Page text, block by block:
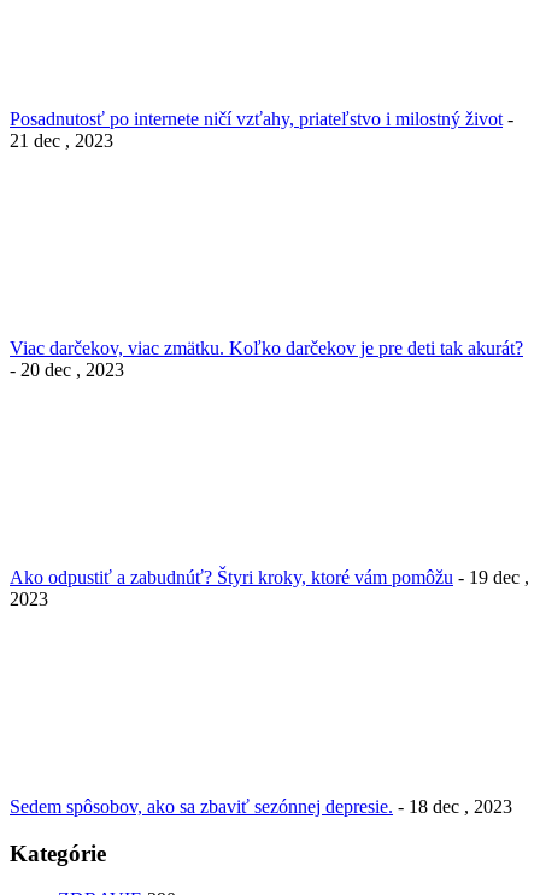
Posadnutosť po internete ničí vzťahy, priateľstvo i milostný život -
21 dec , 2023
Viac darčekov, viac zmätku. Koľko darčekov je pre deti tak akurát?
- 20 dec , 2023
Ako odpustiť a zabudnúť? Štyri kroky, ktoré vám pomôžu - 19 dec ,
2023
Sedem spôsobov, ako sa zbaviť sezónnej depresie. - 18 dec , 2023
Kategórie